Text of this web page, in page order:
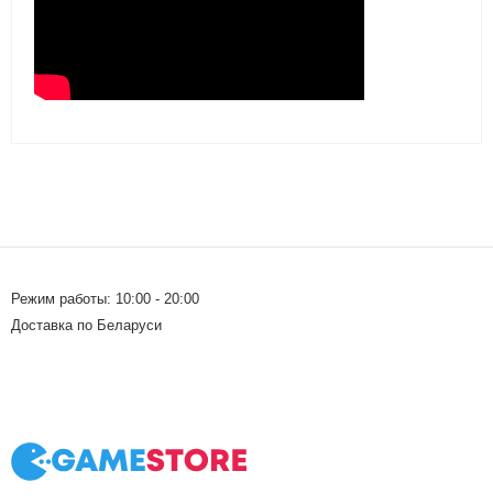
Режим работы: 10:00 - 20:00
Доставка по Беларуси